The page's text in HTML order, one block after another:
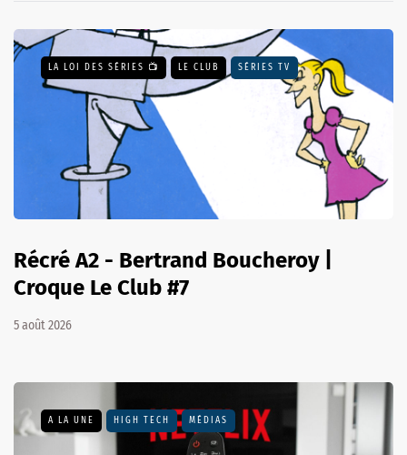
LA LOI DES SÉRIES 📺 LE CLUB SÉRIES TV
Récré A2 - Bertrand Boucheroy |
Croque Le Club #7
5 août 2026
A LA UNE HIGH TECH MÉDIAS